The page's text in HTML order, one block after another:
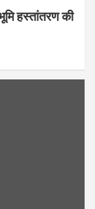
हस्तांतरण की